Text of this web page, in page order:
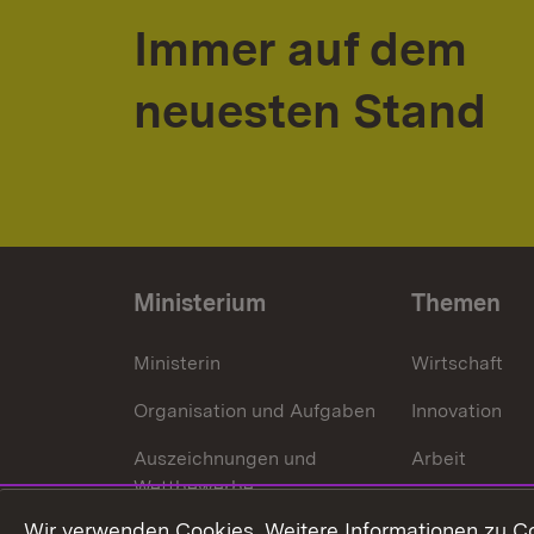
Immer auf dem
neuesten Stand
Ministerium
Ministerin
Organisation und Aufgaben
Auszeichnungen und
Wettbewerbe
Themen
Wirtschaft
Innovation
Arbeit